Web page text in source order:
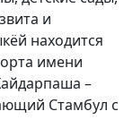
и
находится
имени
–
Стамбул с